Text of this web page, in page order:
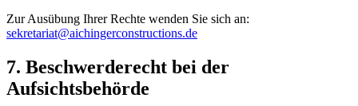
Zur Ausübung Ihrer Rechte wenden Sie sich an:
sekretariat@aichingerconstructions.de
7. Beschwerderecht bei der
Aufsichtsbehörde